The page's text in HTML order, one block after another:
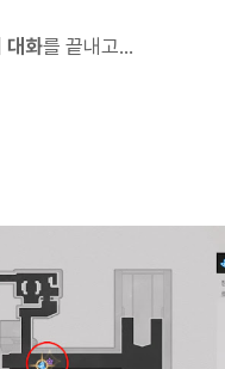
대화를 끝내고...